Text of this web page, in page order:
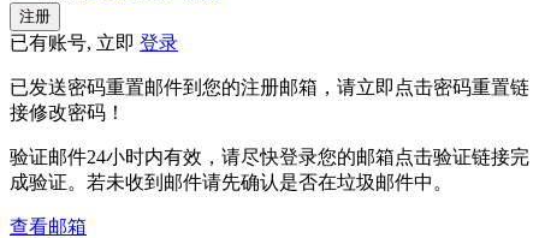
已有账号, 立即 登录
已发送密码重置邮件到您的注册邮箱，请立即点击密码重置链
接修改密码！
验证邮件24小时内有效，请尽快登录您的邮箱点击验证链接完
成验证。若未收到邮件请先确认是否在垃圾邮件中。
查看邮箱